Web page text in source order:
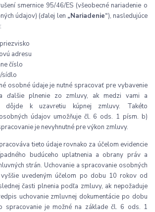
smernice 95/46/ES (všeobecné nariadenie o
údajov) (ďalej len „Nariadenie“), nasledujúce
adresu
číslo
sídlo
osobné údaje je nutné spracovať pre vybavenie
ďalšie plnenie zo zmluvy, ak medzi vami a
dôjde k uzavretiu kúpnej zmluvy. Takéto
údajov umožňuje čl. 6 ods. 1 písm. b)
je nevyhnutné pre výkon zmluvy.
tieto údaje rovnako za účelom evidencie
budúceho uplatnenia a obrany práv a
strán. Uchovanie a spracovanie osobných
uvedeným účelom po dobu 10 rokov od
časti plnenia podľa zmluvy, ak nepožaduje
uchovanie zmluvnej dokumentácie po dobu
spracovanie je možné na základe čl. 6 ods. 1